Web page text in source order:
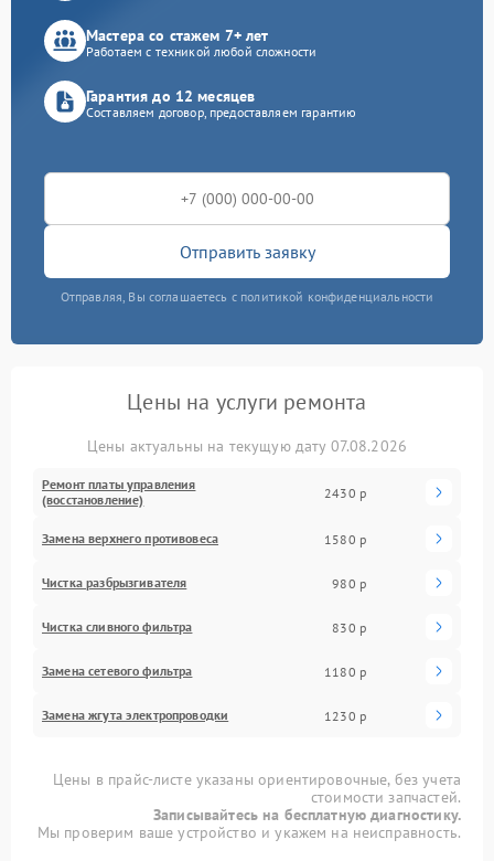
Мастера со стажем 7+ лет
Работаем с техникой любой сложности
Гарантия до 12 месяцев
Составляем договор, предоставляем гарантию
Отправить заявку
Отправляя, Вы соглашаетесь с политикой конфиденциальности
Цены на услуги ремонта
Цены актуальны на текущую дату 07.08.2026
Ремонт платы управления
(восстановление)
2430 р
Замена верхнего противовеса 1580 р
Чистка разбрызгивателя 980 р
Чистка сливного фильтра 830 р
Замена сетевого фильтра 1180 р
Замена жгута электропроводки 1230 р
Цены в прайс-листе указаны ориентировочные, без учета
стоимости запчастей.
Записывайтесь на бесплатную диагностику.
Мы проверим ваше устройство и укажем на неисправность.